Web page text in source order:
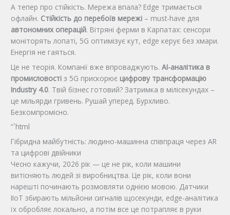
А тепер про стійкість. Мережа впала? Edge тримається
офлайн. Стійкість до перебоїв мережі – must-have для
автономних операцій. Вітряні ферми в Карпатах: сенсори
моніторять лопаті, 5G оптимізує кут, edge керує без хмари.
Енергія не гаяться.
Це не теорія. Компанії вже впроваджують.AI-аналітика в
промисловості з 5G прискорює цифрову трансформацію
Industry 4.0. Твій бізнес готовий? Затримка в мілісекундах –
це мільярди гривень. Рушай уперед. Бурхливо.
Безкомпромісно.
“`html
Гібридна майбутність: людино-машинна співпраця через AR
та цифрові двійники
Чесно кажучи, 2026 рік — це не рік, коли машини
витісняють людей зі виробництва. Це рік, коли вони
нарешті починають розмовляти однією мовою. Датчики
IIoT збирають мільйони сигналів щосекунди, edge-аналітика
їх обробляє локально, а потім все це потрапляє в руки